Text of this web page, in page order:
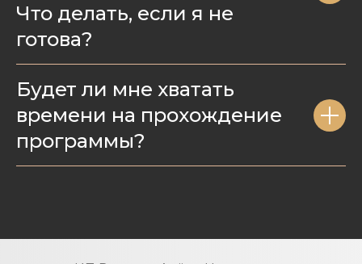
Что делать, если я не
готова?
Будет ли мне хватать
времени на прохождение
программы?